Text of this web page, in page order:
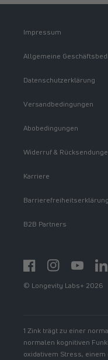
Impressum
Allgemeine
Datenschutzerklärung
Versandbedingungen
Abobedingungen
Widerruf &
Karriere
Barrierefreiheitserklärung
B2B Partners
FacebookInstagramYouTube
© Longevity Labs+ 2026
1 Zink trägt zu einer
normalen kognitiven
oxidativem Stress,